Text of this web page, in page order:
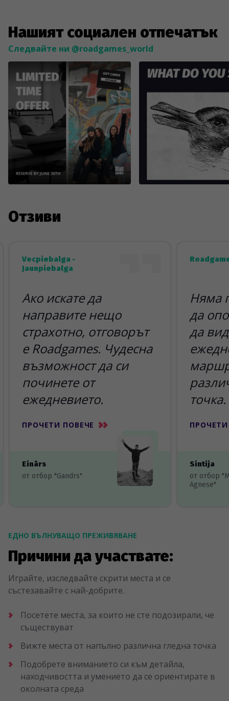
Нашият социален отпечатък
Следвайте ни @roadgames_world
Отзиви
Vecpiebalga -
Jaunpiebalga
Ако искате да
направите нещо
страхотно, отговорът
е Roadgames. Чудесна
възможност да си
починете от
ежедневието.
ПРОЧЕТИ ПОВЕЧЕ
Einārs
от отбор "Gandrs"
Няма
да
да
точка.
Sintija
от отбор
Agnese"
ЕДНО ВЪЛНУВАЩО ПРЕЖИВЯВАНЕ
Причини да участвате:
Играйте, изследвайте скрити места и се
състезавайте с най-добрите.
Посетете места, за които не сте подозирали, че
съществуват
Вижте места от напълно различна гледна точка
Подобрете вниманието си към детайла,
находчивостта и умението да се ориентирате в
околната среда